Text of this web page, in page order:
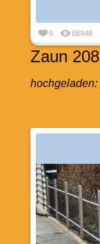
9 68948
Zaun 208
hochgeladen: